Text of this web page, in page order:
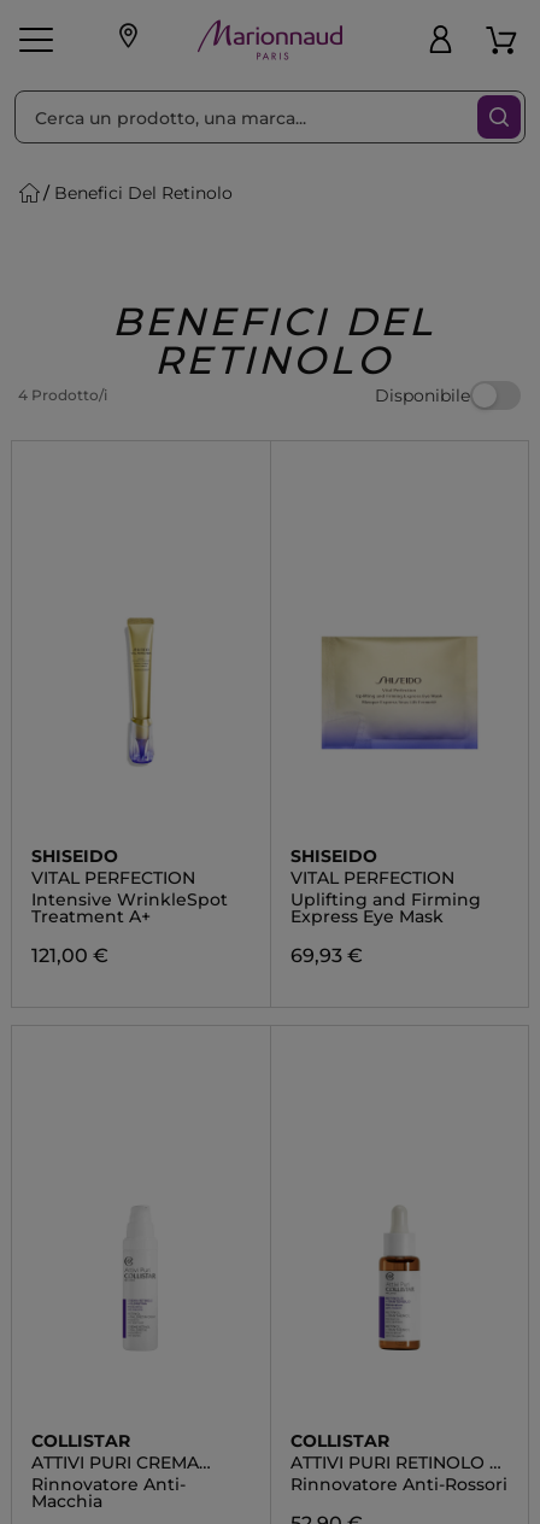
Make-up Profumi
Regalo
Benefici Del Retinolo
BENEFICI DEL
RETINOLO
4 Prodotto/i Disponibile
Ordina per Filtra
SHISEIDO
VITAL PERFECTION
Intensive WrinkleSpot
Treatment A+
121,00 €
SHISEIDO
VITAL PERFECTION
Uplifting and Firming
Express Eye Mask
69,93 €
COLLISTAR
ATTIVI PURI CREMA
RETINOLO + FLORETINA
Rinnovatore Anti-
Macchia
COLLISTAR
ATTIVI PURI RETINOLO +
PANTENOLO
Rinnovatore Anti-Rossori